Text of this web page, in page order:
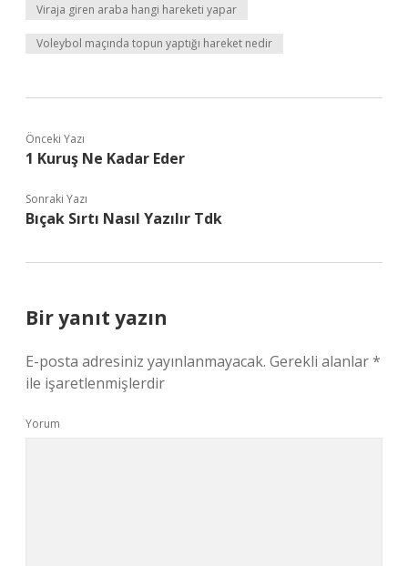
Viraja giren araba hangi hareketi yapar
Voleybol maçında topun yaptığı hareket nedir
Önceki Yazı
1 Kuruş Ne Kadar Eder
Sonraki Yazı
Bıçak Sırtı Nasıl Yazılır Tdk
Bir yanıt yazın
E-posta adresiniz yayınlanmayacak. Gerekli alanlar*
ile işaretlenmişlerdir
Yorum